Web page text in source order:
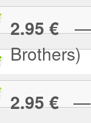
2.95 €—
Brothers)
2.95 €—